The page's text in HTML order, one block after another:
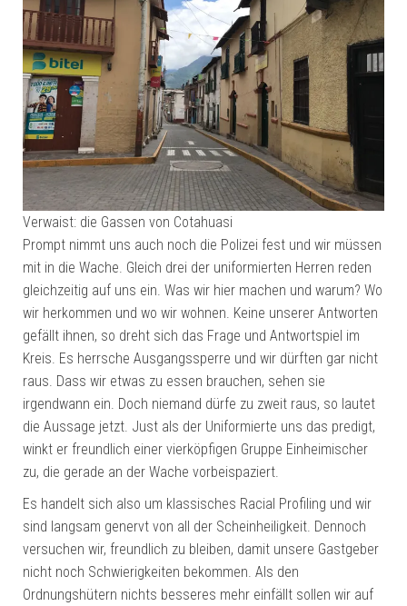
Verwaist: die Gassen von Cotahuasi
Prompt nimmt uns auch noch die Polizei fest und wir müssen
mit in die Wache. Gleich drei der uniformierten Herren reden
gleichzeitig auf uns ein. Was wir hier machen und warum? Wo
wir herkommen und wo wir wohnen. Keine unserer Antworten
gefällt ihnen, so dreht sich das Frage und Antwortspiel im
Kreis. Es herrsche Ausgangssperre und wir dürften gar nicht
raus. Dass wir etwas zu essen brauchen, sehen sie
irgendwann ein. Doch niemand dürfe zu zweit raus, so lautet
die Aussage jetzt. Just als der Uniformierte uns das predigt,
winkt er freundlich einer vierköpfigen Gruppe Einheimischer
zu, die gerade an der Wache vorbeispaziert.
Es handelt sich also um klassisches Racial Profiling und wir
sind langsam genervt von all der Scheinheiligkeit. Dennoch
versuchen wir, freundlich zu bleiben, damit unsere Gastgeber
nicht noch Schwierigkeiten bekommen. Als den
Ordnungshütern nichts besseres mehr einfällt sollen wir auf